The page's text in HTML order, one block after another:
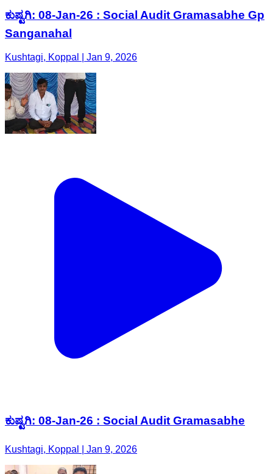
ಕುಷ್ಟಗಿ: 08-Jan-26 : Social Audit Gramasabhe Gp
Sanganahal
Kushtagi, Koppal | Jan 9, 2026
ಕುಷ್ಟಗಿ: 08-Jan-26 : Social Audit Gramasabhe
Kushtagi, Koppal | Jan 9, 2026